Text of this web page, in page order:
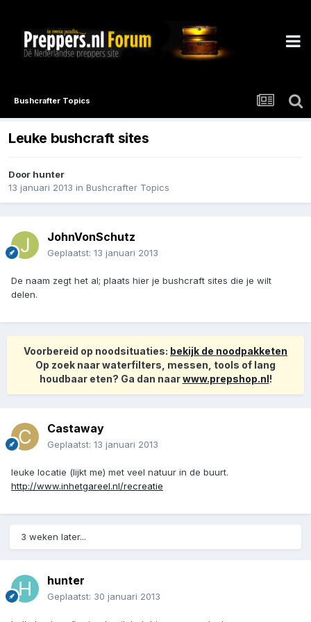
Bushcrafter Topics
Leuke bushcraft sites
Door hunter
13 januari 2013 in Bushcrafter Topics
JohnVonSchutz
Geplaatst: 13 januari 2013
De naam zegt het al; plaats hier je bushcraft sites die je wilt
delen.
Voorbereid op noodsituaties: bekijk de noodpakketen
Op zoek naar waterfilters, messen, tools of lang
houdbaar eten? Ga dan naarwww.prepshop.nl!
Castaway
Geplaatst: 13 januari 2013
leuke locatie (lijkt me) met veel natuur in de buurt.
http://www.inhetgareel.nl/recreatie
3 weken later...
hunter
Geplaatst: 30 januari 2013